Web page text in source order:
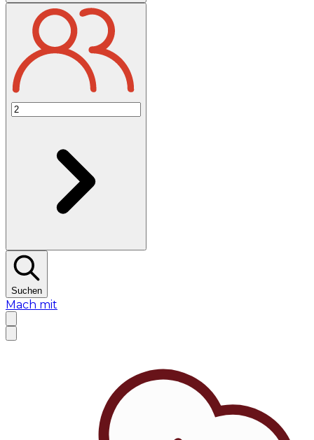
Suchen
Mach mit